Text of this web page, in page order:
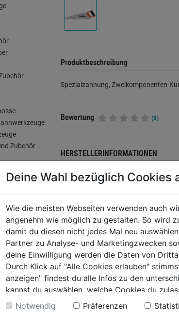
Zubehör
Produktbeschreibung
Spezialzahnung, Zweikomponenten-
Bewertung (0)
HERSTELLERINFORMATIONEN
WEITERE PRODUKTE
Deine Wahl bezüglich Cookies
Wie die meisten Webseiten verwenden auch
angenehm wie möglich zu gestalten. So wird
damit du diesen nicht jedes Mal neu
Partner zu Analyse- und Marketingzwecken
deine Einwilligung werden die Daten von
Durch Klick auf "Alle Cookies erlauben"
anzeigen" findest du alle Infos zu den
kannst du auswählen, welche Cookies du
Weitere Informationen findest du in unserer
Notwendig Präferenzen